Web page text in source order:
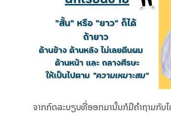
ຈາກກົດລະບຽບທີ່ອອກມານັ້ນກໍມີຄໍາຖາມກັບໄ